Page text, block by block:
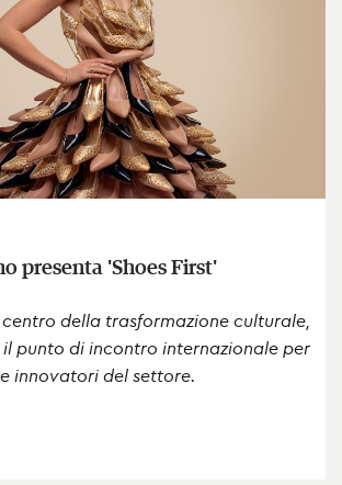
presenta 'Shoes First'
della trasformazione culturale,
punto di incontro internazionale per
innovatori del settore.